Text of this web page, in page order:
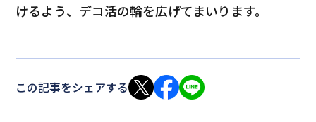
けるよう、デコ活の輪を広げてまいります。
この記事をシェアする